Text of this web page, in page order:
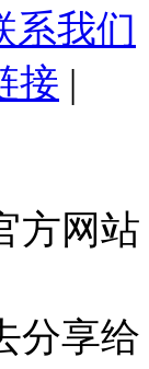
系我们
接 |
方网站
分享给